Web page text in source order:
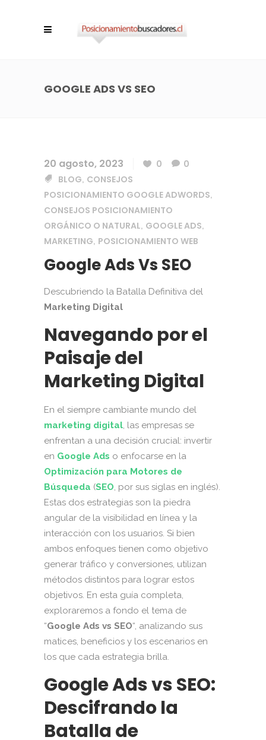
GOOGLE ADS VS SEO
20 agosto, 2023 0
0
BLOG, CONSEJOS
POSICIONAMIENTO GOOGLE ADWORDS,
CONSEJOS POSICIONAMIENTO
ORGÁNICO O NATURAL, GOOGLE ADS,
MARKETING, POSICIONAMIENTO WEB
Google Ads Vs SEO
Descubriendo la Batalla Definitiva del
Marketing Digital
Navegando por el
Paisaje del
Marketing Digital
En el siempre cambiante mundo del
marketing digital, las empresas se
enfrentan a una decisión crucial: invertir
en Google Ads o enfocarse en la
Optimización para Motores de
Búsqueda (SEO, por sus siglas en inglés).
Estas dos estrategias son la piedra
angular de la visibilidad en línea y la
interacción con los usuarios. Si bien
ambos enfoques tienen como objetivo
generar tráfico y conversiones, utilizan
métodos distintos para lograr estos
objetivos. En esta guía completa,
exploraremos a fondo el tema de
“Google Ads vs SEO“, analizando sus
matices, beneficios y los escenarios en
los que cada estrategia brilla.
Google Ads vs SEO:
Descifrando la
Batalla de